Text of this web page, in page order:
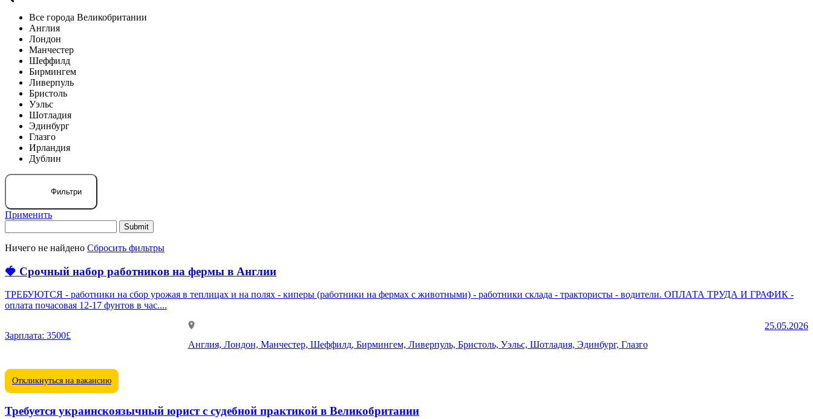
Все города Великобритании
Англия
Лондон
Манчестер
Шеффилд
Бирмингем
Ливерпуль
Бристоль
Уэльс
Шотладия
Эдинбург
Глазго
Ирландия
Дублин
Фильтри
Применить
Ничего не найдено Сбросить фильтры
🍓 Срочный набор работников на фермы в Англии
ТРЕБУЮТСЯ - работники на сбор урожая в теплицах и на полях - киперы (работники на фермах с животными) - работники склада - трактористы - водители. ОПЛАТА ТРУДА И ГРАФИК -
оплата почасовая 12-17 фунтов в час....
Зарплата: 3500£
Англия, Лондон, Манчестер, Шеффилд, Бирмингем, Ливерпуль, Бристоль, Уэльс, Шотладия, Эдинбург, Глазго
25.05.2026
Откликнуться на вакансию
Требуется украинскоязычный юрист с судебной практикой в Великобритании